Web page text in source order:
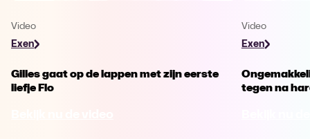
Video
Exen
Gilles gaat op de lappen met zijn eerste
liefje Flo
Video
Exen
tegen na